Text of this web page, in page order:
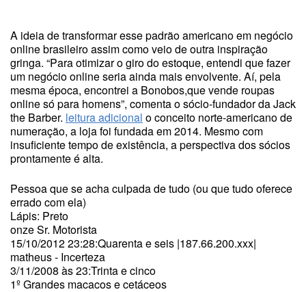
A ideia de transformar esse padrão americano em negócio
online brasileiro assim como veio de outra inspiração
gringa. “Para otimizar o giro do estoque, entendi que fazer
um negócio online seria ainda mais envolvente. Aí, pela
mesma época, encontrei a Bonobos,que vende roupas
online só para homens”, comenta o sócio-fundador da Jack
the Barber. leitura adicional o conceito norte-americano de
numeração, a loja foi fundada em 2014. Mesmo com
insuficiente tempo de existência, a perspectiva dos sócios
prontamente é alta.
Pessoa que se acha culpada de tudo (ou que tudo oferece
errado com ela)
Lápis: Preto
onze Sr. Motorista
15/10/2012 23:28:Quarenta e seis |187.66.200.xxx|
matheus - Incerteza
3/11/2008 às 23:Trinta e cinco
1º Grandes macacos e cetáceos